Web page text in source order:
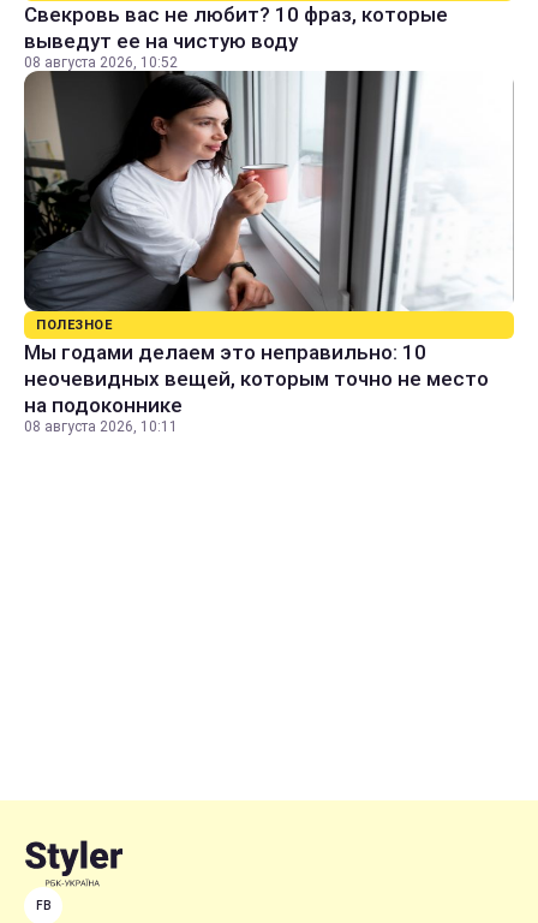
Свекровь вас не любит? 10 фраз, которые
выведут ее на чистую воду
08 августа 2026, 10:52
ПОЛЕЗНОЕ
Мы годами делаем это неправильно: 10
неочевидных вещей, которым точно не место
на подоконнике
08 августа 2026, 10:11
FB